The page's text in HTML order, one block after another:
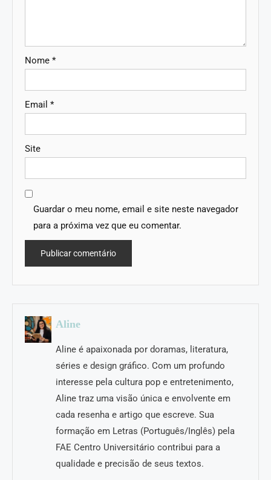
Nome *
Email *
Site
Guardar o meu nome, email e site neste navegador
para a próxima vez que eu comentar.
Aline
Aline é apaixonada por doramas, literatura,
séries e design gráfico. Com um profundo
interesse pela cultura pop e entretenimento,
Aline traz uma visão única e envolvente em
cada resenha e artigo que escreve. Sua
formação em Letras (Português/Inglês) pela
FAE Centro Universitário contribui para a
qualidade e precisão de seus textos.